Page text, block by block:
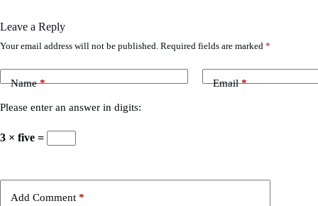
Leave a Reply
Your email address will not be published. Required fields are marked *
Name* Email*
Please enter an answer in digits:
3 × five =
Add Comment *